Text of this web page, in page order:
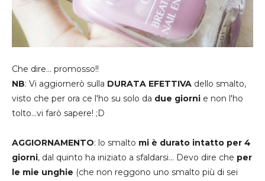
Che dire... promosso!!
NB: Vi aggiornerò sulla DURATA EFETTIVA dello smalto,
visto che per ora ce l'ho su solo da due giorni e non l'ho
tolto...vi farò sapere! ;D
AGGIORNAMENTO: lo smalto mi è durato intatto per 4
giorni, dal quinto ha iniziato a sfaldarsi... Devo dire che per
le mie unghie (che non reggono uno smalto più di sei